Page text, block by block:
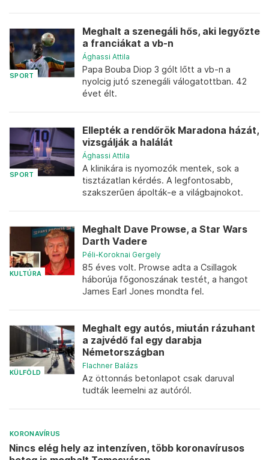
SPORT
Meghalt a szenegáli hős, aki legyőzte
a franciákat a vb-n
Ághassi Attila
Papa Bouba Diop 3 gólt lőtt a vb-n a
nyolcig jutó szenegáli válogatottban. 42
évet élt.
SPORT
Ellepték a rendőrök Maradona házát,
vizsgálják a halálát
Ághassi Attila
A klinikára is nyomozók mentek, sok a
tisztázatlan kérdés. A legfontosabb,
szakszerűen ápolták-e a világbajnokot.
KULTÚRA
Meghalt Dave Prowse, a Star Wars
Darth Vadere
Péli-Koroknai Gergely
85 éves volt. Prowse adta a Csillagok
háborúja főgonoszának testét, a hangot
James Earl Jones mondta fel.
KÜLFÖLD
Meghalt egy autós, miután rázuhant
a zajvédő fal egy darabja
Németországban
Flachner Balázs
Az öttonnás betonlapot csak daruval
tudták leemelni az autóról.
KORONAVÍRUS
Nincs elég hely az intenzíven, több koronavírusos